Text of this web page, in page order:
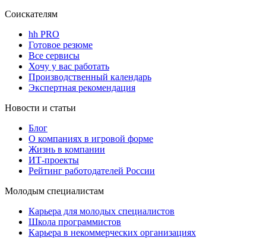
Соискателям
hh PRO
Готовое резюме
Все сервисы
Хочу у вас работать
Производственный календарь
Экспертная рекомендация
Новости и статьи
Блог
О компаниях в игровой форме
Жизнь в компании
ИТ-проекты
Рейтинг работодателей России
Молодым специалистам
Карьера для молодых специалистов
Школа программистов
Карьера в некоммерческих организациях